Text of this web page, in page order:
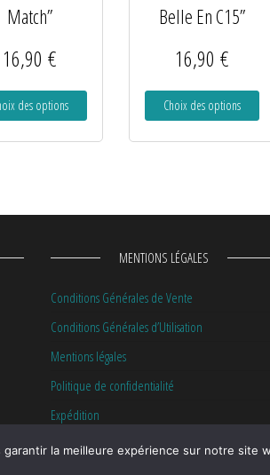
Match”
16,90€
des options
Belle En C15”
16,90 €
Choix des options
MENTIONS LÉGALES
Conditions Générales de Vente
Conditions Générales d’Utilisation
Mentions légales
Politique de confidentialité
Expédition
la meilleure expérience sur notre